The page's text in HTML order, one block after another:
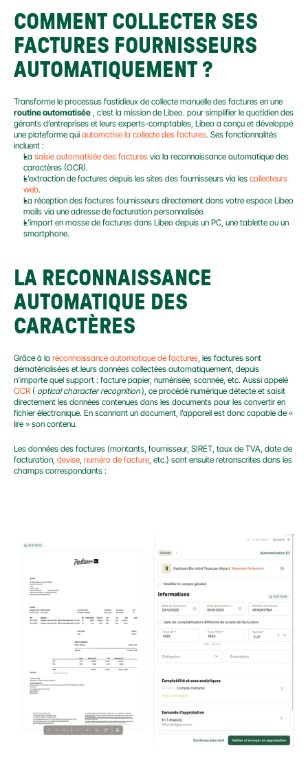
COMMENT COLLECTER SES
FACTURES FOURNISSEURS
AUTOMATIQUEMENT ?
routine automatisée , c’est la mission de Libeo. pour simplifier le quotidien des
gérants d’entreprises et leurs experts-comptables, Libeo a conçu et développé
une plateforme qui automatise la collecte des factures. Ses fonctionnalités
incluent :
La saisie automatisée des factures via la reconnaissance automatique des
caractères (OCR).
L’extraction de factures depuis les sites des fournisseurs via les collecteurs
web.
La réception des factures fournisseurs directement dans votre espace Libeo
mails via une adresse de facturation personnalisée.
L’import en masse de factures dans Libeo depuis un PC, une tablette ou un
smartphone.
LA RECONNAISSANCE
AUTOMATIQUE DES
CARACTÈRES
Grâce à la reconnaissance automatique de factures , les factures sont
dématérialisées et leurs données collectées automatiquement, depuis
OCR ( optical character recognition ), ce procédé numérique détecte et saisit
directement les données contenues dans les documents pour les convertir en
fichier électronique. En scannant un document, l’appareil est donc capable de «
lire » son contenu.
Les données des factures (montants, fournisseur, SIRET, taux de TVA, date de
facturation, devise numéro de facture , etc.) sont ensuite retranscrites dans les
champs correspondants :